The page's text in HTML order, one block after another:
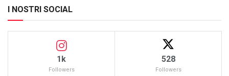
I NOSTRI SOCIAL
1k
Followers
528
Followers